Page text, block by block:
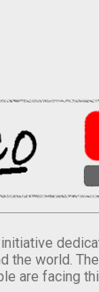
the world.
are facing